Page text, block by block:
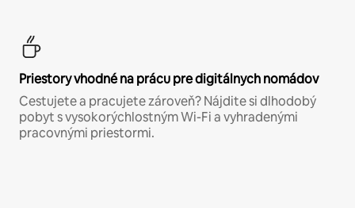
Priestory vhodné na prácu pre digitálnych nomádov
Cestujete a pracujete zároveň? Nájdite si dlhodobý
pobyt s vysokorýchlostným Wi-Fi a vyhradenými
pracovnými priestormi.